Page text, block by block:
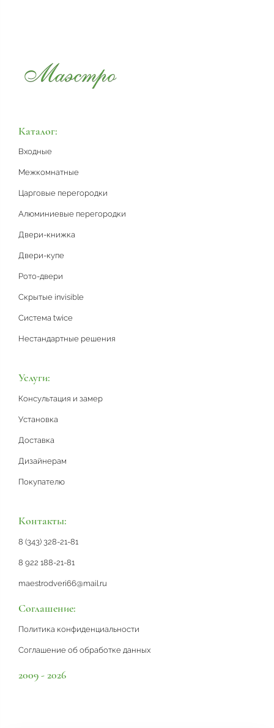
Каталог:
Входные
Межкомнатные
Царговые перегородки
Алюминиевые перегородки
Двери-книжка
Двери-купе
Рото-двери
Скрытые invisible
Система twice
Нестандартные решения
Услуги:
Консультация и замер
Установка
Доставка
Дизайнерам
Покупателю
Контакты:
8 (343) 328-21-81
8 922 188-21-81
maestrodveri66@mail.ru
Соглашение:
Политика конфиденциальности
Соглашение об обработке данных
2009 - 2026